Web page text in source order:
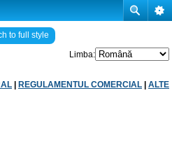
to full style
Limba:
REGULAMENTUL COMERCIAL
ALTE